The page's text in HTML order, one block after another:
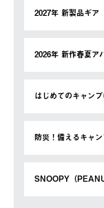
2027年 新製品ギア
2026年 新作春夏ア
はじめてのキャン
防災！備えるキャ
SNOOPY（